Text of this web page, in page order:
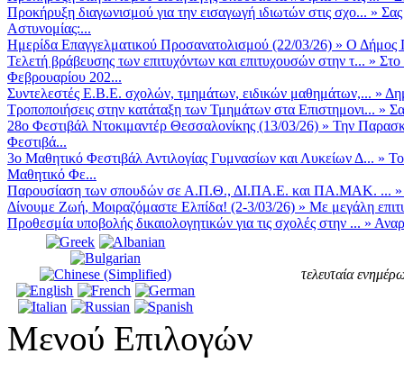
Προκήρυξη διαγωνισμού για την εισαγωγή ιδιωτών στις σχο... » Σας
Αστυνομίας:...
Ημερίδα Επαγγελματικού Προσανατολισμού (22/03/26) » Ο Δήμος
Τελετή βράβευσης των επιτυχόντων και επιτυχουσών στην τ... » Στο
Φεβρουαρίου 202...
Συντελεστές Ε.Β.Ε. σχολών, τμημάτων, ειδικών μαθημάτων,... »
Τροποποιήσεις στην κατάταξη των Τμημάτων στα Επιστημονι... »
28ο Φεστιβάλ Ντοκιμαντέρ Θεσσαλονίκης (13/03/26) » Την
Φεστιβά...
3ο Μαθητικό Φεστιβάλ Αντιλογίας Γυμνασίων και Λυκείων Δ... »
Μαθητικό Φε...
Παρουσίαση των σπουδών σε Α.Π.Θ., ΔΙ.ΠΑ.Ε. και ΠΑ.ΜΑΚ. ...
Δίνουμε Ζωή, Μοιραζόμαστε Ελπίδα! (2-3/03/26) » Με μεγάλη
Προθεσμία υποβολής δικαιολογητικών για τις σχολές στην ... »
τελευταία
Μενού Επιλογών